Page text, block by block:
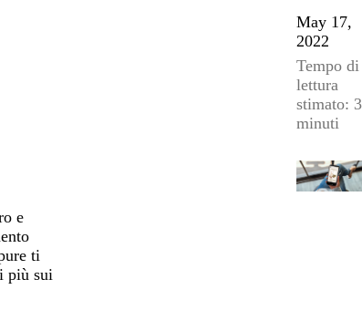
May 17,
2022
Tempo di
lettura
stimato: 3
minuti
e
ti
più sui